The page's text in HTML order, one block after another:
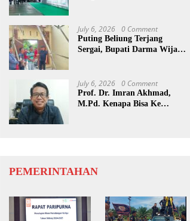
July 6, 2026 0 Comment
Puting Beliung Terjang
Sergai, Bupati Darma Wijaya
July 6, 2026 0 Comment
Prof. Dr. Imran Akhmad,
M.Pd. Kenapa Bisa Ke
PEMERINTAHAN